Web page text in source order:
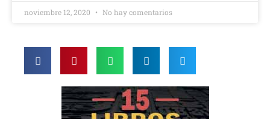
noviembre 12, 2020 No hay comentarios